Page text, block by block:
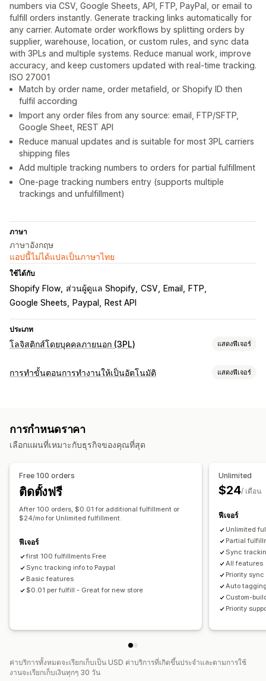
numbers via CSV, Google Sheets, API, FTP, PayPal, or email to
fulfill orders instantly. Generate tracking links automatically for
any carrier. Automate order workflows by splitting orders by
supplier, warehouse, location, or custom rules, and sync data
with 3PLs and multiple systems. Reduce manual work, improve
accuracy, and keep customers updated with real-time tracking.
ISO 27001
Match by order name, order metafield, or Shopify ID then
fulfil according
Import any order files from any source: email, FTP/SFTP,
Google Sheet, REST API
Reduce manual updates and is suitable for most 3PL carriers
shipping files
Add multiple tracking numbers to orders for partial fulfillment
One-page tracking numbers entry (supports multiple
trackings and unfulfillment)
ภาษา
ภาษาอังกฤษ
แอปนี้ไม่ได้แปลเป็นภาษาไทย
ใช้ได้กับ
Shopify Flow ส่วนผู้ดูแล Shopify CSV Email
FTP
Google Sheets
Paypal Rest API
ประเภท
โลจิสติกส์โดยบุคคลภายนอก (3PL) แสดงฟีเจอร์
การจัดการคำสั่งซื้อ
การจัดการสินค้าคงคลัง
การทำขั้นตอนการทำงานให้เป็นอัตโนมัติ แสดงฟีเจอร์
การประมวลผลการสั่งซื้อ
ซิงค์ข้อมูลอัตโนมัติ
เวิร์กโฟลว์ที่กำหนดเอง
การกำหนดราคา
เลือกแผนที่เหมาะกับธุรกิจของคุณที่สุด
Free 100 orders
ติดตั้งฟรี
After 100 orders, $0.01 for additional fulfillment or
$24/mo for Unlimited fulfillment.
ฟีเจอร์
first 100 fulfillments Free
Sync tracking info to Paypal
Basic features
$0.01 per fulfill - Great for new store
Unlimited
$24/ เดือน
ฟีเจอร์
Unlimited
Partial
Sync
All features
Priority sync
Auto
Custom-
Priority
ค่าบริการทั้งหมดจะเรียกเก็บเป็น USD ค่าบริการที่เกิดขึ้นประจำและตามการใช้
งานจะเรียกเก็บเงินทุกๆ 30 วัน